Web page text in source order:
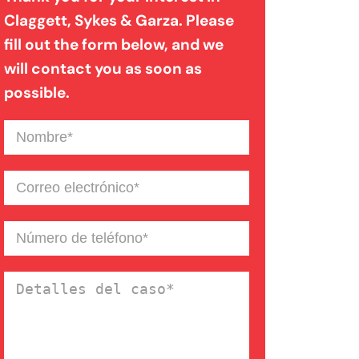
Mordedura de perro
Noticias de la Firma
Un blog de derecho de
Connecticut
Claggett, Sykes & Garza. Please
fill out the form below, and we
will contact you as soon as
possible.
Nombre(Required)
Correo
electrónico(Required)
Número
de
teléfono(Required)
Detalles